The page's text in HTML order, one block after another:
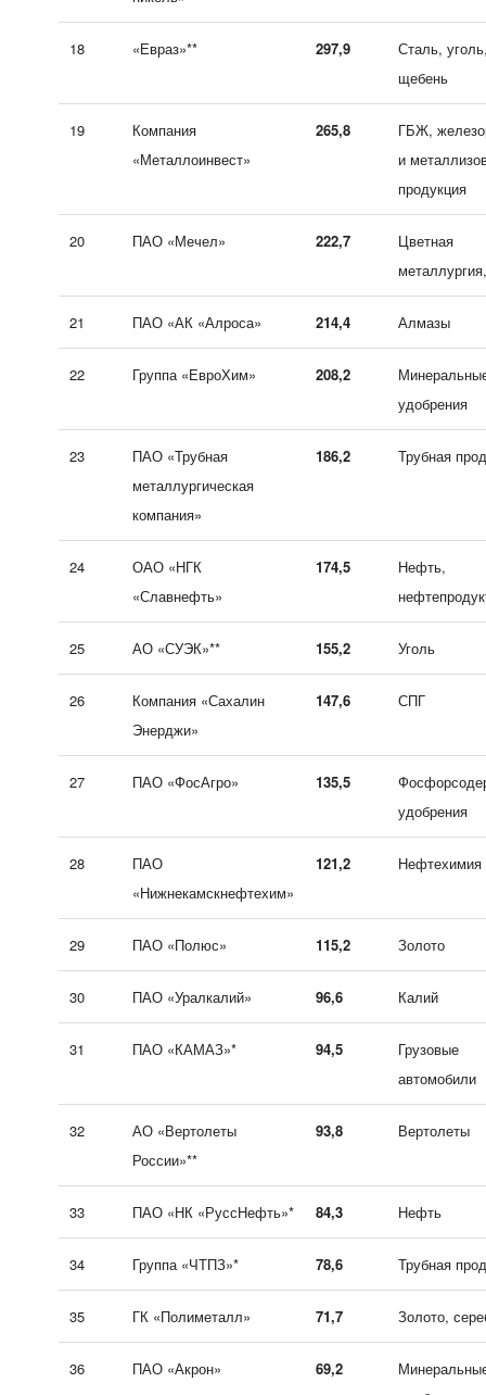
18 «Евраз»** 297,9
Сталь,
щебень
19
Компания
«Металлоинвест»
265,8
ГБЖ,
и
продукция
20 ПАО «Мечел» 222,7
Цветная
21 ПАО «АК «Алроса» 214,4 Алмазы
22 Группа «ЕвроХим» 208,2
удобрения
23
ПАО «Трубная
металлургическая
компания»
186,2 Трубная
24
ОАО «НГК
«Славнефть»
174,5
Нефть,
25 АО «СУЭК»** 155,2 Уголь
26
Компания «Сахалин
Энерджи»
147,6 СПГ
27 ПАО «ФосАгро» 135,5
удобрения
28
ПАО
«Нижнекамскнефтехим»
121,2 Нефтехимия
29 ПАО «Полюс» 115,2 Золото
30 ПАО «Уралкалий» 96,6 Калий
31 ПАО «КАМАЗ»* 94,5
Грузовые
автомобили
32
АО «Вертолеты
России»**
93,8 Вертолеты
33 ПАО «НК «РуссНефть»* 84,3 Нефть
34 Группа «ЧТПЗ»* 78,6 Трубная
35 ГК «Полиметалл» 71,7 Золото,
36 ПАО «Акрон» 69,2